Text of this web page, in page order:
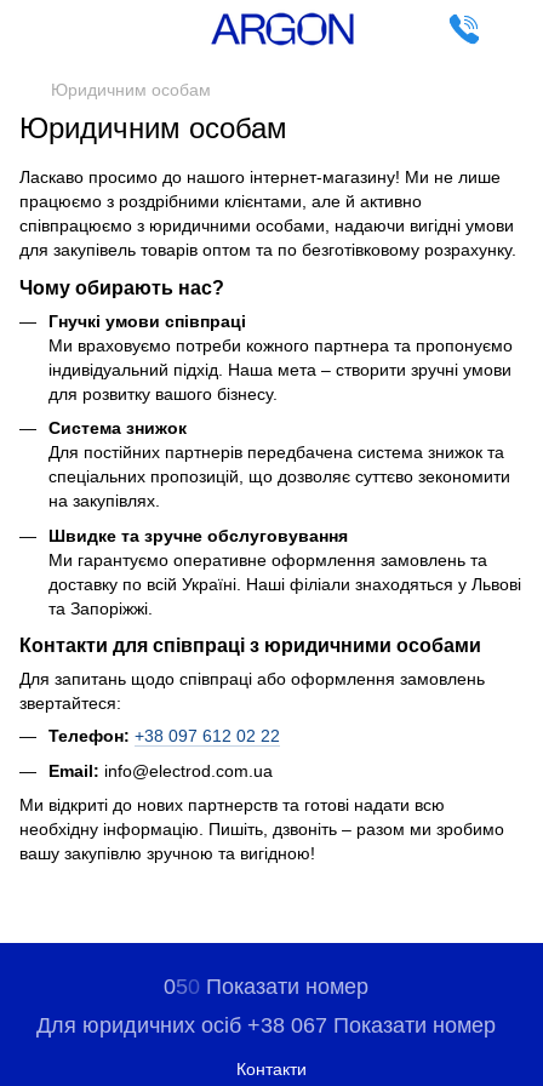
Юридичним особам
Юридичним особам
Ласкаво просимо до нашого інтернет-магазину! Ми не лише
працюємо з роздрібними клієнтами, але й активно
співпрацюємо з юридичними особами, надаючи вигідні умови
для закупівель товарів оптом та по безготівковому розрахунку.
Чому обирають нас?
Гнучкі умови співпраці
Ми враховуємо потреби кожного партнера та пропонуємо
індивідуальний підхід. Наша мета – створити зручні умови
для розвитку вашого бізнесу.
Система знижок
Для постійних партнерів передбачена система знижок та
спеціальних пропозицій, що дозволяє суттєво зекономити
на закупівлях.
Швидке та зручне обслуговування
Ми гарантуємо оперативне оформлення замовлень та
доставку по всій Україні. Наші філіали знаходяться у Львові
та Запоріжжі.
Контакти для співпраці з юридичними особами
Для запитань щодо співпраці або оформлення замовлень
звертайтеся:
Телефон: +38 097 612 02 22
Email: info@electrod.com.ua
Ми відкриті до нових партнерств та готові надати всю
необхідну інформацію. Пишіть, дзвоніть – разом ми зробимо
вашу закупівлю зручною та вигідною!
050 Показати номер
Для юридичних осіб +38 067 Показати номер
Контакти